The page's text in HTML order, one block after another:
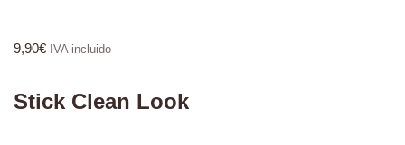
9,90€ IVA incluido
Stick Clean Look